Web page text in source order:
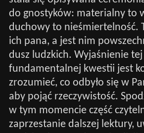
do gnostyków: materialny to
duchowy to nieśmiertelność.
ich pana, a jest nim
dusz ludzkich. Wyjaśnienie tej
fundamentalnej kwestii jest
zrozumieć, co odbyło się w
aby pojąć rzeczywistość.
w tym momencie część
zaprzestanie dalszej lektury,